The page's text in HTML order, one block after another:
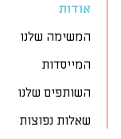
אודות
המשימה שלנו
המייסדות
השותפים שלנו
שאלות נפוצות